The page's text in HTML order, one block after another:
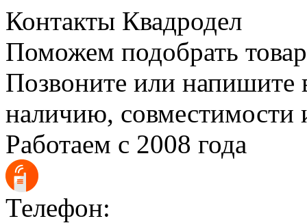
Контакты Квадродел
Поможем подобрать
Позвоните или
наличию, совместимости
Работаем с 2008 года
Телефон: